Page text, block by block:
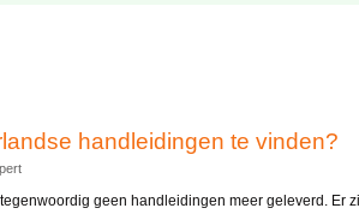
handleidingen te vinden?
geen handleidingen meer geleverd. Er